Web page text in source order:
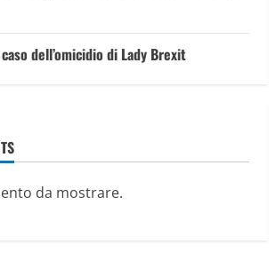
dell’omicidio di Lady Brexit
da mostrare.